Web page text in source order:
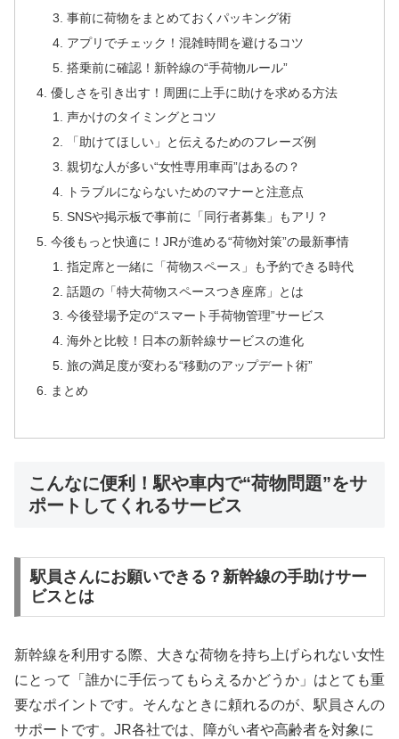
事前に荷物をまとめておくパッキング術
アプリでチェック！混雑時間を避けるコツ
搭乗前に確認！新幹線の“手荷物ルール”
優しさを引き出す！周囲に上手に助けを求める方法
声かけのタイミングとコツ
「助けてほしい」と伝えるためのフレーズ例
親切な人が多い“女性専用車両”はあるの？
トラブルにならないためのマナーと注意点
SNSや掲示板で事前に「同行者募集」もアリ？
今後もっと快適に！JRが進める“荷物対策”の最新事情
指定席と一緒に「荷物スペース」も予約できる時代
話題の「特大荷物スペースつき座席」とは
今後登場予定の“スマート手荷物管理”サービス
海外と比較！日本の新幹線サービスの進化
旅の満足度が変わる“移動のアップデート術”
まとめ
こんなに便利！駅や車内で“荷物問題”をサ
ポートしてくれるサービス
駅員さんにお願いできる？新幹線の手助けサー
ビスとは
新幹線を利用する際、大きな荷物を持ち上げられない女性
にとって「誰かに手伝ってもらえるかどうか」はとても重
要なポイントです。そんなときに頼れるのが、駅員さんの
サポートです。JR各社では、障がい者や高齢者を対象に